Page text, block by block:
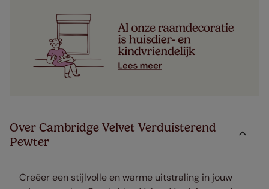
Over Cambridge Velvet Verduisterend
Pewter
Creëer een stijlvolle en warme uitstraling in jouw